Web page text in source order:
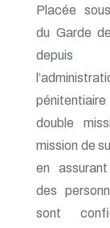
Placée
du Garde
depuis
double
mission de
en
des
sont